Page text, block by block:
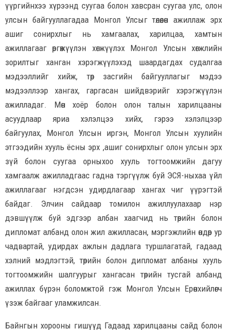
үүргийнхээ хүрээнд суугаа болон хавсран суугаа улс, олон
улсын байгууллагадаа Монгол Улсыг төлөөлөн ажиллаж эрх
ашиг сонирхлыг нь хамгаалах, харилцаа, хамтын
ажиллагааг өргөжүүлэн хөгжүүлэх Монгол Улсын хөгжлийн
зорилтыг ханган хэрэгжүүлэхэд шаардагдах судалгаа
мэдээллийг хийж, төр засгийн байгууллагыг мэдээ
мэдээллээр хангах, гаргасан шийдвэрийг хэрэгжүүлэн
ажилладаг. Мөн хоёр болон олон талын харилцааны
асуудлаар яриа хэлэлцээ хийх, гэрээ хэлэлцээр
байгуулах, Монгол Улсын иргэн, Монгол Улсын хуулийн
этгээдийн хууль ёсны эрх ,ашиг сонирхлыг олон улсын эрх
зүй болон суугаа орныхоо хууль тогтоомжийн дагуу
хамгаалж ажилладгаас гадна тэргүүлж буй ЭСЯ-ныхаа үйл
ажиллагааг нэгдсэн удирдлагаар хангах чиг үүрэгтэй
байдаг. Элчин сайдаар томилон ажиллуулахаар нэр
дэвшүүлж буй эдгээр албан хаагчид нь төрийн болон
дипломат албанд олон жил ажилласан, мэргэжлийн өндөр ур
чадвартай, удирдах ажлын дадлага туршлагатай, гадаад
хэлний мэдлэгтэй, төрийн болон дипломат албаны хууль
тогтоомжийн шалгуурыг хангасан төрийн тусгай албанд
ажиллах бүрэн боломжтой гэж Монгол Улсын Ерөнхийлөгч
үзэж байгааг уламжилсан.
Байнгын хорооны гишүүд Гадаад харилцааны сайд болон